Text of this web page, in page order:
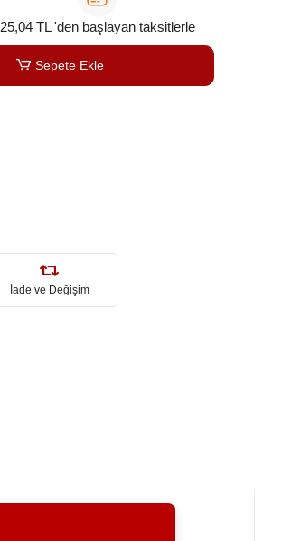
25,04 TL 'den başlayan taksitlerle
Sepete Ekle
İade ve Değişim